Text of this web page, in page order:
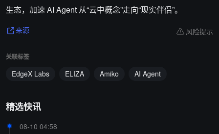
生态，加速 AI Agent 从“云中概念”走向“现实伴侣”。
来源 风险提示
关联标签
EdgeX Labs ELIZA Amiko AI Agent
精选快讯
08-10 04:58